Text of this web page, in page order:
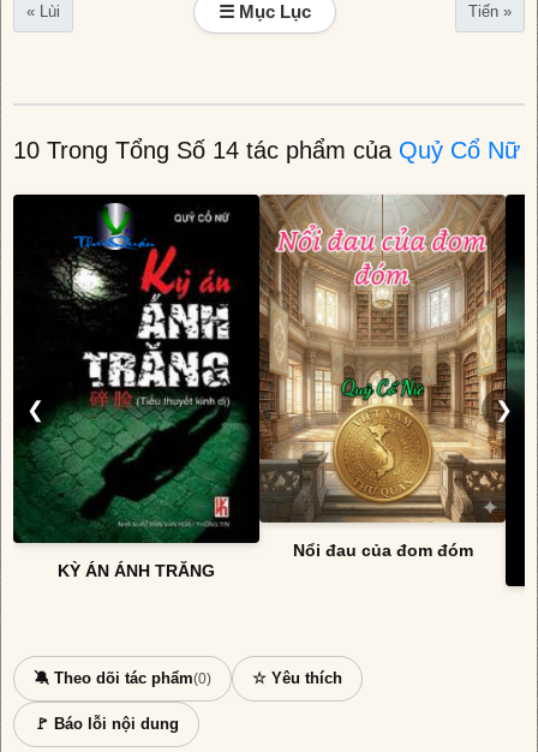
« Lùi ☰ Mục Lục Tiến »
10 Trong Tổng Số 14 tác phẩm của Quỷ Cổ Nữ
❮
KỲ ÁN ÁNH TRĂNG
Nổi đau của đom đóm
❯
🔕 Theo dõi tác phẩm(0) ☆ Yêu thích
🚩 Báo lỗi nội dung